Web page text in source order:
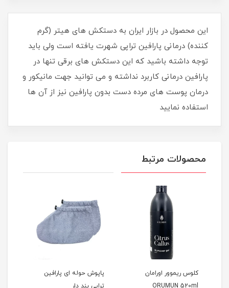
این محصول در بازار ایران به دستکش های هیتر (گرم
کننده) درمانی پارافین تراپی شهرت یافته است ولی باید
توجه داشته باشید که این دستکش های برقی تنها در
پارافین درمانی کاربرد نداشته و می توانید جهت مانیکور و
درمان پوست های مرده دست بدون پارافین نیز از آن ها
استفاده نمایید
محصولات مرتبط
کلوس ریموور اورامان
ORUMUN 520ml
پاپوش حوله ای پارافین
تراپی بند دار